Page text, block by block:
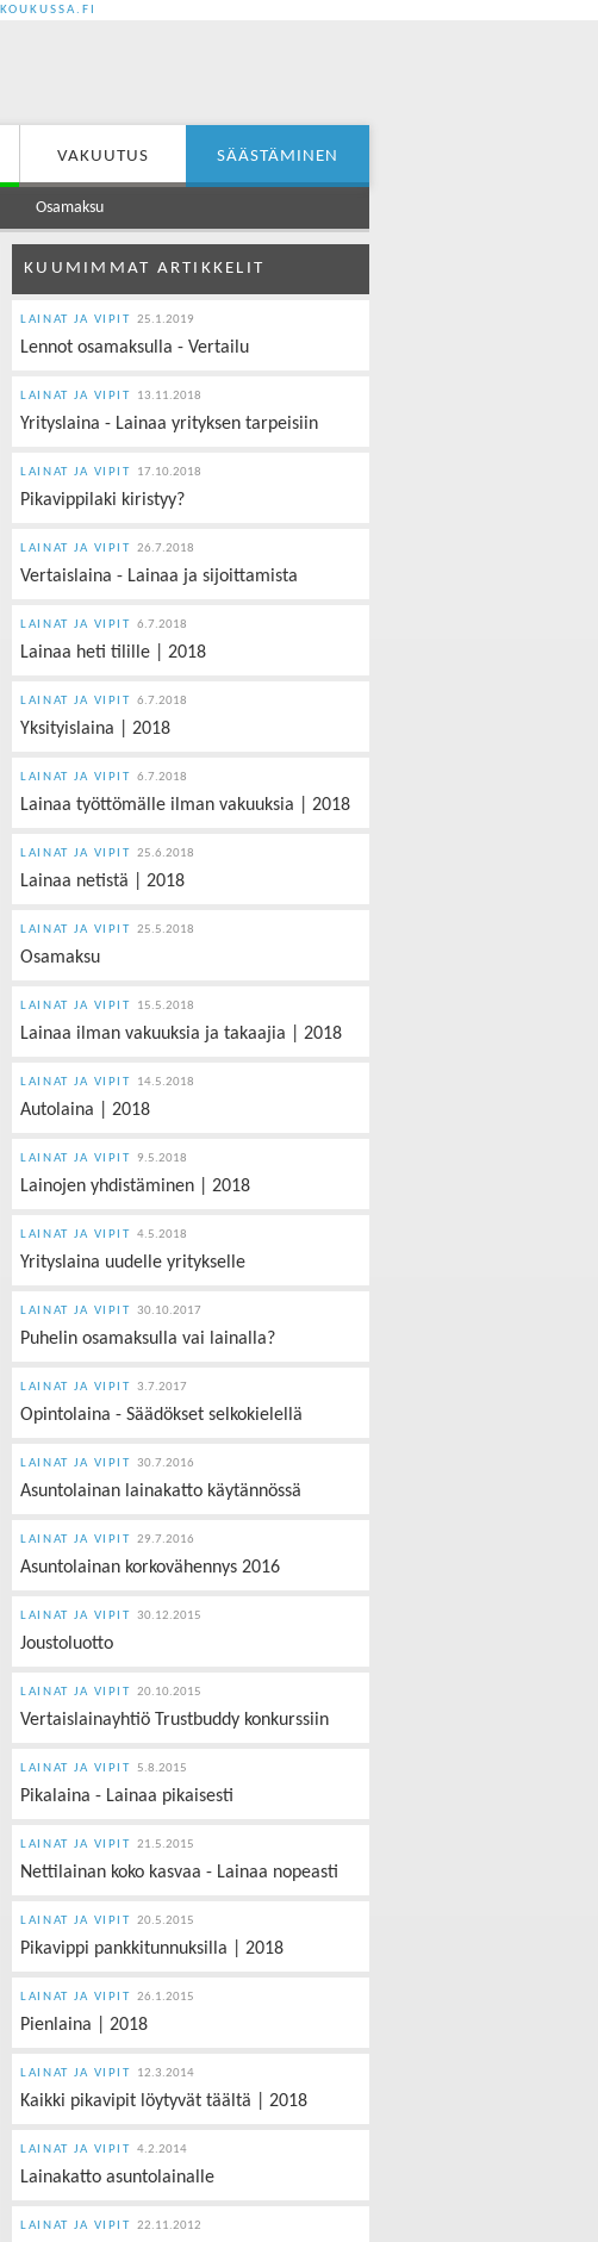
KOUKUSSA.FI
VAKUUTUS SÄÄSTÄMINEN
Osamaksu
KUUMIMMAT ARTIKKELIT
LAINAT JA VIPIT 25.1.2019
Lennot osamaksulla - Vertailu
LAINAT JA VIPIT 13.11.2018
Yrityslaina - Lainaa yrityksen tarpeisiin
LAINAT JA VIPIT 17.10.2018
Pikavippilaki kiristyy?
LAINAT JA VIPIT 26.7.2018
Vertaislaina - Lainaa ja sijoittamista
LAINAT JA VIPIT 6.7.2018
Lainaa heti tilille | 2018
LAINAT JA VIPIT 6.7.2018
Yksityislaina | 2018
LAINAT JA VIPIT 6.7.2018
Lainaa työttömälle ilman vakuuksia | 2018
LAINAT JA VIPIT 25.6.2018
Lainaa netistä | 2018
LAINAT JA VIPIT 25.5.2018
Osamaksu
LAINAT JA VIPIT 15.5.2018
Lainaa ilman vakuuksia ja takaajia | 2018
LAINAT JA VIPIT 14.5.2018
Autolaina | 2018
LAINAT JA VIPIT 9.5.2018
Lainojen yhdistäminen | 2018
LAINAT JA VIPIT 4.5.2018
Yrityslaina uudelle yritykselle
LAINAT JA VIPIT 30.10.2017
Puhelin osamaksulla vai lainalla?
LAINAT JA VIPIT 3.7.2017
Opintolaina - Säädökset selkokielellä
LAINAT JA VIPIT 30.7.2016
Asuntolainan lainakatto käytännössä
LAINAT JA VIPIT 29.7.2016
Asuntolainan korkovähennys 2016
LAINAT JA VIPIT 30.12.2015
Joustoluotto
LAINAT JA VIPIT 20.10.2015
Vertaislainayhtiö Trustbuddy konkurssiin
LAINAT JA VIPIT 5.8.2015
Pikalaina - Lainaa pikaisesti
LAINAT JA VIPIT 21.5.2015
Nettilainan koko kasvaa - Lainaa nopeasti
LAINAT JA VIPIT 20.5.2015
Pikavippi pankkitunnuksilla | 2018
LAINAT JA VIPIT 26.1.2015
Pienlaina | 2018
LAINAT JA VIPIT 12.3.2014
Kaikki pikavipit löytyvät täältä | 2018
LAINAT JA VIPIT 4.2.2014
Lainakatto asuntolainalle
LAINAT JA VIPIT 22.11.2012